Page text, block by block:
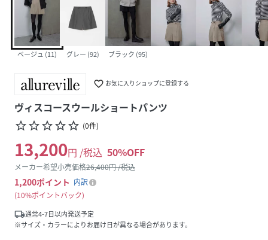
ベージュ (11) グレー (92) ブラック (95)
favorite_border お気に入りショップに登録する
ヴィスコースウールショートパンツ
star_borderstar_borderstar_borderstar_borderstar_border (0件)
13,200円 /税込 50%OFF
メーカー希望小売価格26,400円 /税込
1,200ポイント 内訳
10%ポイントバック
local_shipping通常4-7日以内発送予定
※サイズ・カラーによりお届け日が異なる場合があります。